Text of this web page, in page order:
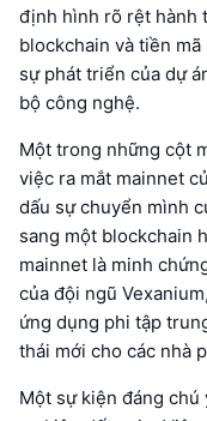
định hình rõ rệt hành
blockchain và tiền
sự phát triển của dự
bộ công nghệ.
Một trong những cột
việc ra mắt mainnet
dấu sự chuyển mình
sang một blockchain
mainnet là minh
của đội ngũ
ứng dụng phi tập
thái mới cho các nhà
Một sự kiện đáng chú